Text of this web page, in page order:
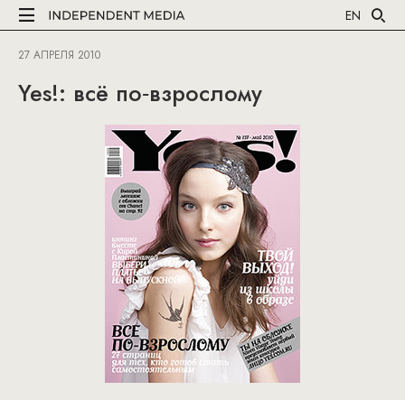
EN
27 АПРЕЛЯ 2010
Yes!: всё по‑взрослому